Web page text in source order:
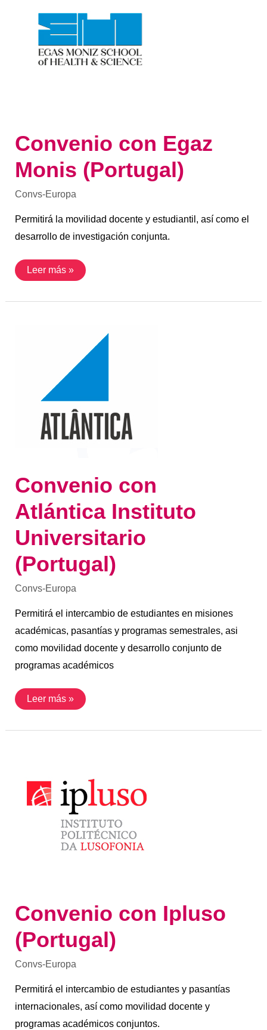
Convenio con Egaz
Monis (Portugal)
Convs-Europa
Permitirá la movilidad docente y estudiantil, así como el
desarrollo de investigación conjunta.
(Portugal)
Leer más »
Convenio con
Atlántica Instituto
Universitario
(Portugal)
Convs-Europa
Permitirá el intercambio de estudiantes en misiones
académicas, pasantías y programas semestrales, asi
como movilidad docente y desarrollo conjunto de
programas académicos
Leer más »
Convenio con Ipluso
(Portugal)
Convs-Europa
Permitirá el intercambio de estudiantes y pasantías
internacionales, así como movilidad docente y
programas académicos conjuntos.